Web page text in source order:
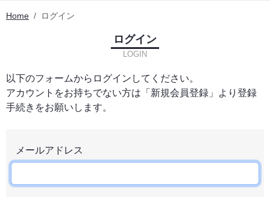
Home ログイン
ログイン
LOGIN
以下のフォームからログインしてください。
アカウントをお持ちでない方は「新規会員登録」より登録
手続きをお願いします。
メールアドレス